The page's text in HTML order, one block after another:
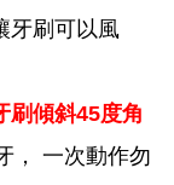
牙刷可以風
刷傾斜45度角
， 一次動作勿